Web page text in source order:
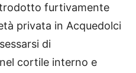
furtivamente
privata in Acquedolci
di
cortile interno e